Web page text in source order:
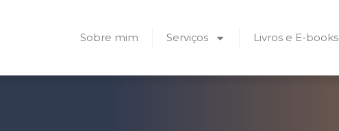
Sobre mim Serviços Livros e E-books